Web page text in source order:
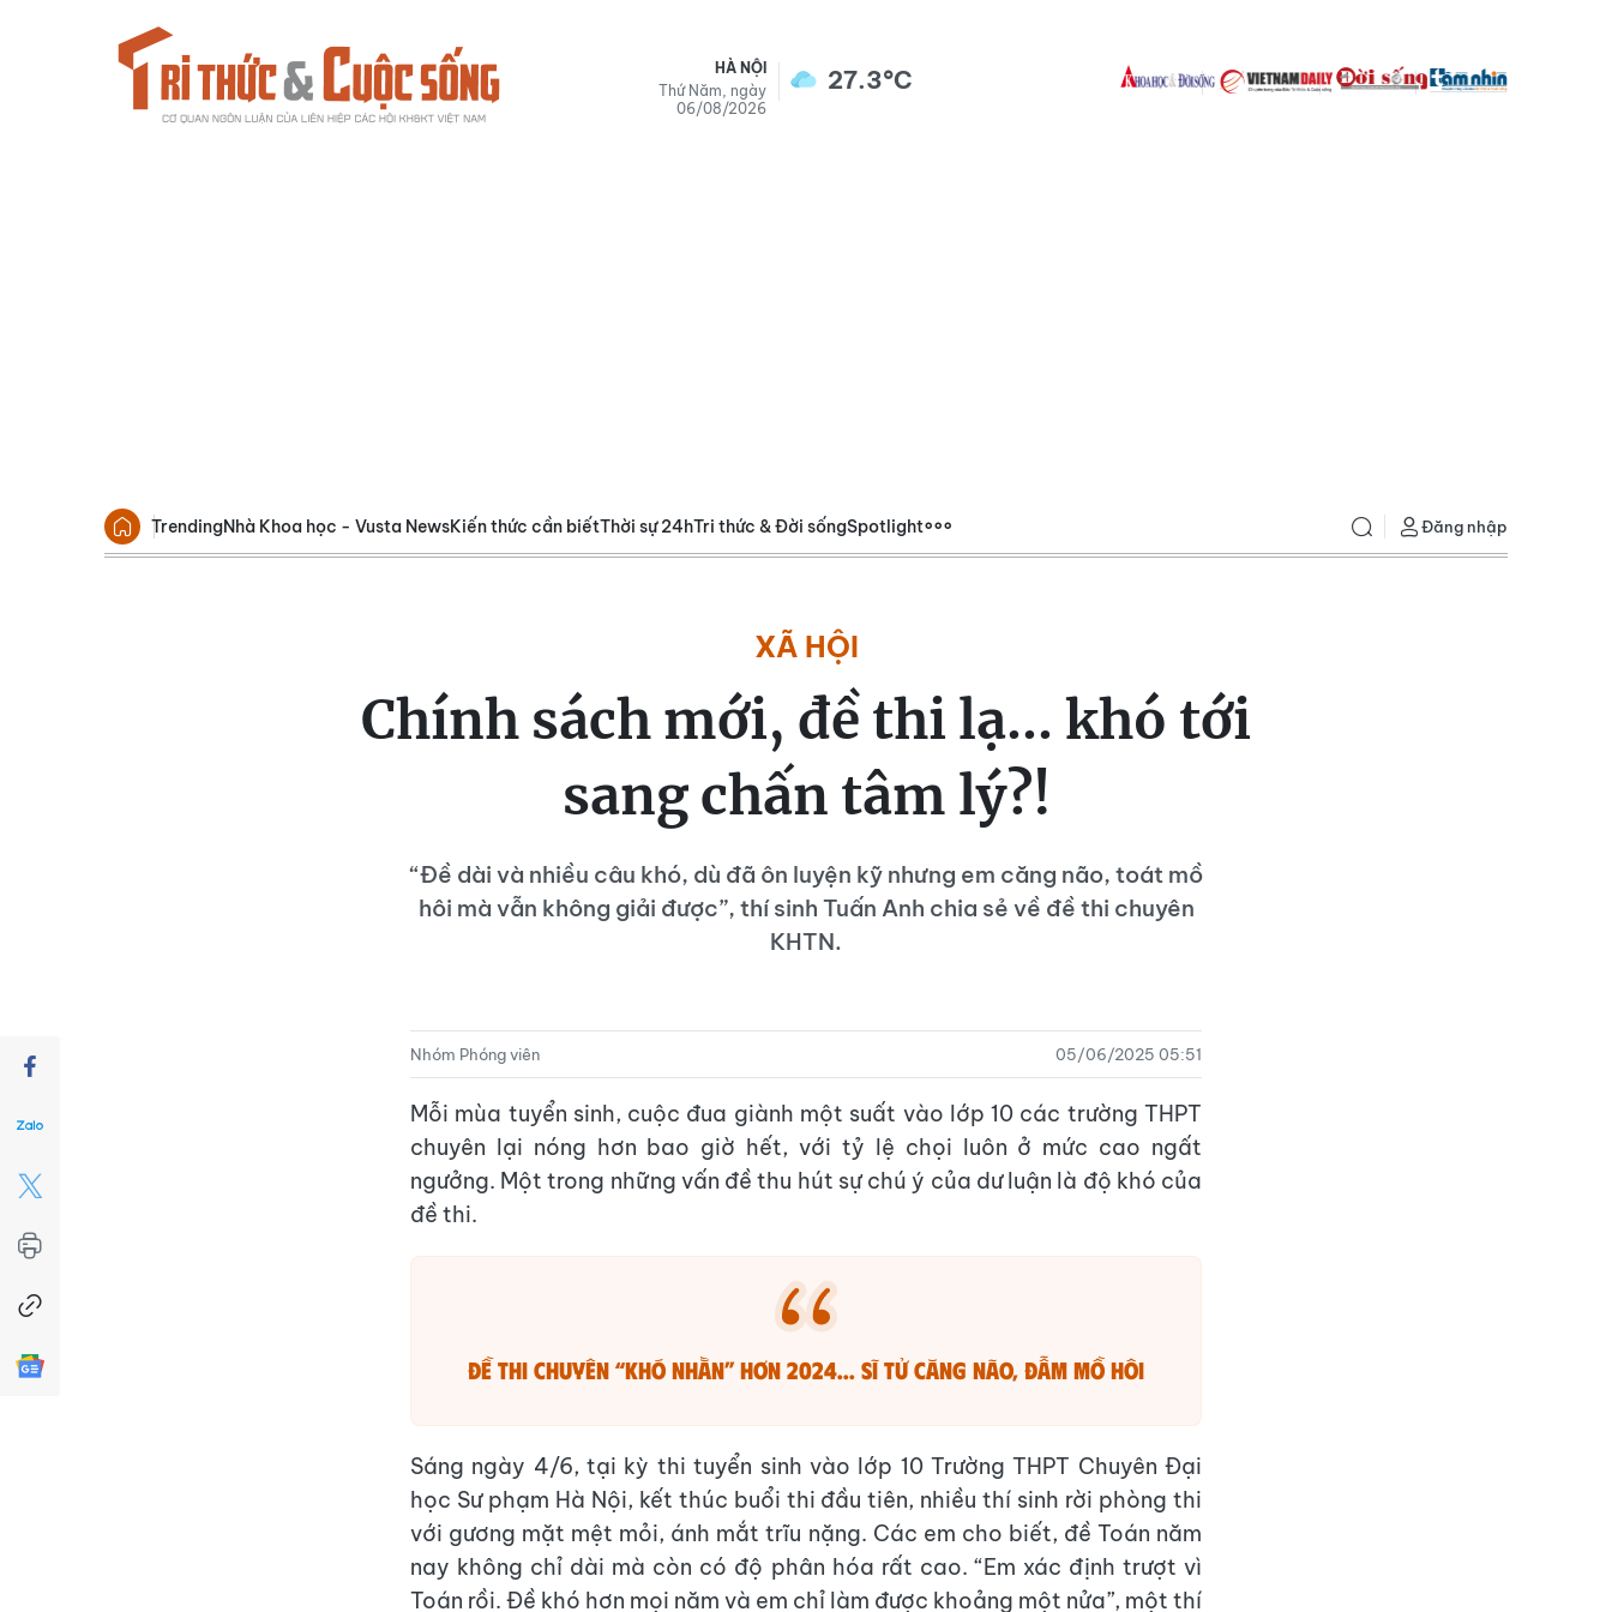
HÀ NỘI
Thứ Năm, ngày
06/08/2026
27.3°C
TrendingNhà Khoa học - Vusta NewsKiến thức cần biếtThời sự 24hTri thức & Đời sốngSpotlight Đăng nhập
XÃ HỘI
Chính sách mới, đề thi lạ... khó tới
sang chấn tâm lý?!
“Đề dài và nhiều câu khó, dù đã ôn luyện kỹ nhưng em căng não, toát mồ
hôi mà vẫn không giải được”, thí sinh Tuấn Anh chia sẻ về đề thi chuyên
KHTN.
Nhóm Phóng viên 05/06/2025 05:51
Mỗi mùa tuyển sinh, cuộc đua giành một suất vào lớp 10 các trường THPT
chuyên lại nóng hơn bao giờ hết, với tỷ lệ chọi luôn ở mức cao ngất
ngưởng. Một trong những vấn đề thu hút sự chú ý của dư luận là độ khó của
đề thi.
Đề thi chuyên “khó nhằn” hơn 2024... sĩ tử căng não, đẫm mồ hôi
Sáng ngày 4/6, tại kỳ thi tuyển sinh vào lớp 10 Trường THPT Chuyên Đại
học Sư phạm Hà Nội, kết thúc buổi thi đầu tiên, nhiều thí sinh rời phòng thi
với gương mặt mệt mỏi, ánh mắt trĩu nặng. Các em cho biết, đề Toán năm
nay không chỉ dài mà còn có độ phân hóa rất cao. “Em xác định trượt vì
Toán rồi. Đề khó hơn mọi năm và em chỉ làm được khoảng một nửa”, một thí